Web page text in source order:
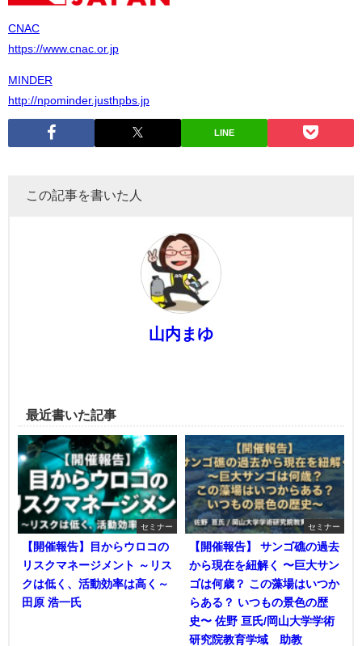
CNAC
https://www.cnac.or.jp
MINDER
http://npominder.justhpbs.jp
LINE
この記事を書いた人
山内まゆ
最近書いた記事
セミナー
【開催報告】目からウロコの
リスクマネージメント ～リス
クは低く、活動効率は高く～
田原 浩一氏
セミナー
【開催報告】 サンゴ礁の過去
から現在を紐解く 〜巨大サン
ゴは何歳？ この藻場はいつか
らある？ いつもの景色の歴
史〜 佐野 亘氏/岡山大学学術
研究院教育学域 助教